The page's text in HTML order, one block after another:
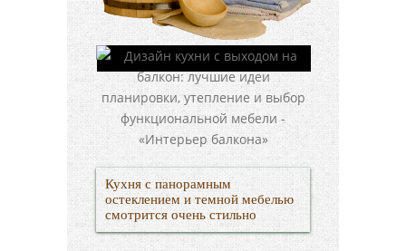
Кухня с панорамным
остеклением и темной мебелью
смотрится очень стильно